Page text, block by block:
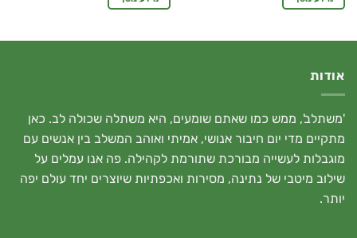
אודות
'משתלב', ממש כמו שאתם שומעים, היא משתלה שכולה לב. כאן
מתקיים מדי יום חיבור אנושי, אמיתי ואוהב המשלב בין אנשים עם
מוגבלות לעשייה מבורכת שתורמת לקהילה. פה אנו עמלים על
שילוב מיטבי של נתינה, מסירות ואכפתיות שיוצרים יחד עולם יפה
יותר.